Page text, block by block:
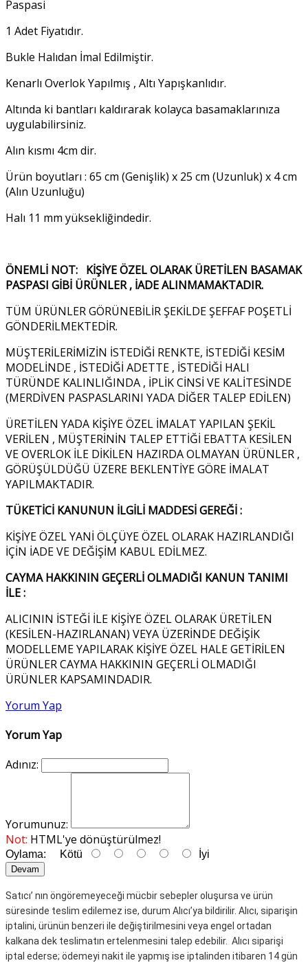
Paspasi
1 Adet Fiyatıdır.
Bukle Halıdan İmal Edilmiştir.
Kenarlı Overlok Yapılmış , Altı Yapışkanlıdır.
Altında ki bantları kaldırarak kolayca basamaklarınıza
uygulabilirsiniz.
Alın kısmı 4cm dir.
Ürün boyutları : 65 cm (Genişlik) x 25 cm (Uzunluk) x 4 cm
(Alın Uzunluğu)
Halı 11 mm yüksekliğindedir.
ÖNEMLİ NOT: KİŞİYE ÖZEL OLARAK ÜRETİLEN BASAMAK
PASPASI GİBİ ÜRÜNLER , İADE ALINMAMAKTADIR.
TÜM ÜRÜNLER GÖRÜNEBİLİR ŞEKİLDE ŞEFFAF POŞETLİ
GÖNDERİLMEKTEDİR.
MÜŞTERİLERİMİZİN İSTEDİĞİ RENKTE, İSTEDİĞİ KESİM
MODELİNDE , İSTEDİĞİ ADETTE , İSTEDİĞİ HALI
TÜRÜNDE KALINLIĞINDA , İPLİK CİNSİ VE KALİTESİNDE
(MERDİVEN PASPASLARINI YADA DİĞER TALEP EDİLEN)
ÜRETİLEN YADA KİŞİYE ÖZEL İMALAT YAPILAN ŞEKİL
VERİLEN , MÜŞTERİNİN TALEP ETTİĞİ EBATTA KESİLEN
VE OVERLOK İLE DİKİLEN HAZIRDA OLMAYAN ÜRÜNLER ,
GÖRÜŞÜLDÜĞÜ ÜZERE BEKLENTİYE GÖRE İMALAT
YAPILMAKTADIR.
TÜKETİCİ KANUNUN İLGİLİ MADDESİ GEREĞİ :
KİŞİYE ÖZEL YANİ ÖLÇÜYE ÖZEL OLARAK HAZIRLANDIĞI
İÇİN İADE VE DEĞİŞİM KABUL EDİLMEZ.
CAYMA HAKKININ GEÇERLİ OLMADIĞI KANUN TANIMI
İLE :
ALICININ İSTEĞİ İLE KİŞİYE ÖZEL OLARAK ÜRETİLEN
(KESİLEN-HAZIRLANAN) VEYA ÜZERİNDE DEĞİŞİK
MODELLEME YAPILARAK KİŞİYE ÖZEL HALE GETİRİLEN
ÜRÜNLER CAYMA HAKKININ GEÇERLİ OLMADIĞI
ÜRÜNLER KAPSAMINDADIR.
Yorum Yap
Yorum Yap
Adınız:
Yorumunuz:
Not: HTML'ye dönüştürülmez!
Oylama: Kötü İyi
Devam
Satıcı’ nın öngöremeyeceği mücbir sebepler oluşursa ve ürün
süresinde teslim edilemez ise, durum Alıcı’ya bildirilir. Alıcı, siparişin
iptalini, ürünün benzeri ile değiştirilmesini veya engel ortadan
kalkana dek teslimatın ertelenmesini talep edebilir. Alıcı siparişi
iptal ederse; ödemeyi nakit ile yapmış ise iptalinden itibaren 14 gün